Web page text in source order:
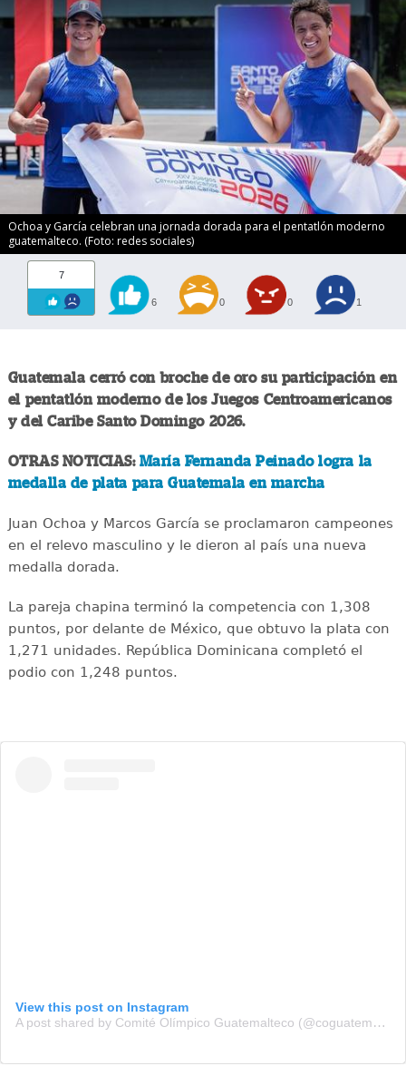
Ochoa y García celebran una jornada dorada para el pentatlón moderno
guatemalteco. (Foto: redes sociales)
7
6 0 0 1
Guatemala cerró con broche de oro su participación en
el pentatlón moderno de los Juegos Centroamericanos
y del Caribe Santo Domingo 2026.
OTRAS NOTICIAS: María Fernanda Peinado logra la
medalla de plata para Guatemala en marcha
Juan Ochoa y Marcos García se proclamaron campeones
en el relevo masculino y le dieron al país una nueva
medalla dorada.
La pareja chapina terminó la competencia con 1,308
puntos, por delante de México, que obtuvo la plata con
1,271 unidades. República Dominicana completó el
podio con 1,248 puntos.
View this post on Instagram
A post shared by Comité Olímpico Guatemalteco (@coguatemalteco)